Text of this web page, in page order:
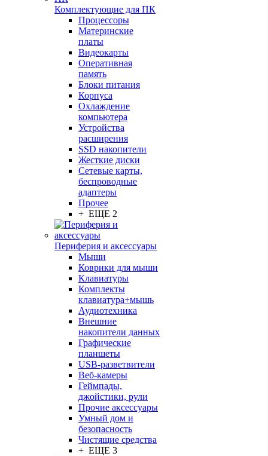
Комплектующие для ПК
Процессоры
Материнские
платы
Видеокарты
Оперативная
память
Блоки питания
Корпуса
Охлаждение
компьютера
Устройства
расширения
SSD накопители
Жесткие диски
Сетевые карты,
беспроводные
адаптеры
Прочее
+ ЕЩЕ 2
Периферия и аксессуары
Мыши
Коврики для мыши
Клавиатуры
Комплекты
клавиатура+мышь
Аудиотехника
Внешние
накопители данных
Графические
планшеты
USB-разветвители
Веб-камеры
Геймпады,
джойстики, рули
Прочие аксессуары
Умный дом и
безопасность
Чистящие средства
+ ЕЩЕ 3